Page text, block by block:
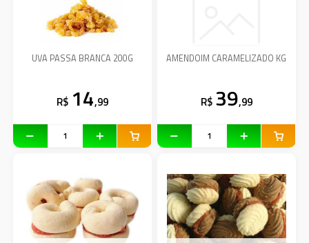
UVA PASSA BRANCA 200G
R$ 14,99
AMENDOIM CARAMELIZADO KG
R$ 39,99